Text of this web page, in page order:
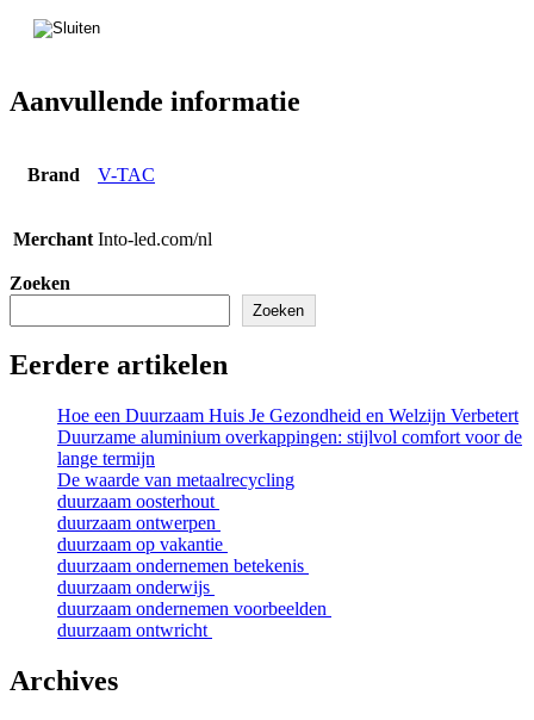
Aanvullende informatie
Brand V-TAC
Merchant Into-led.com/nl
Zoeken
Zoeken
Eerdere artikelen
Hoe een Duurzaam Huis Je Gezondheid en Welzijn Verbetert
Duurzame aluminium overkappingen: stijlvol comfort voor de
lange termijn
De waarde van metaalrecycling
duurzaam oosterhout
duurzaam ontwerpen
duurzaam op vakantie
duurzaam ondernemen betekenis
duurzaam onderwijs
duurzaam ondernemen voorbeelden
duurzaam ontwricht
Archives